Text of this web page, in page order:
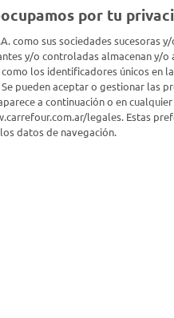
por tu
como sus sociedades sucesoras
y/o controladas almacenan y/o
los identificadores únicos en
pueden aceptar o gestionar las
a continuación o en
legales. Estas
datos de navegación.